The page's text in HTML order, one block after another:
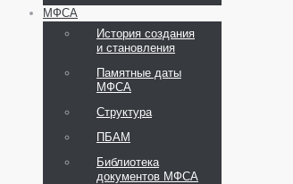
МФСА
История создания
и становления
Памятные даты
МФСА
Структура
ПБАМ
Библиотека
документов МФСА